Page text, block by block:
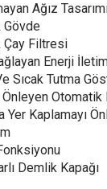
Ağız
Gövde
Çay Filtresi
Enerji
Sıcak Tutma
Önleyen
Yer Kaplamayı
Demlik Kapağı